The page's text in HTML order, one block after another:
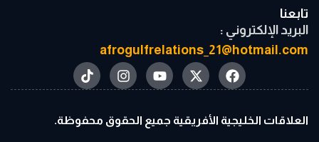
تابعنا
البريد الإلكتروني :
afrogulfrelations_21@hotmail.com
العلاقات الخليجية الأفريقية جميع الحقوق محفوظة.